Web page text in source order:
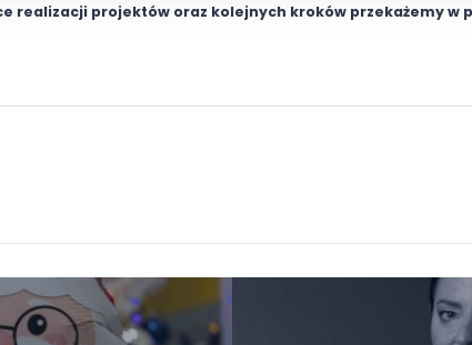
realizacji projektów oraz kolejnych kroków przekażemy w